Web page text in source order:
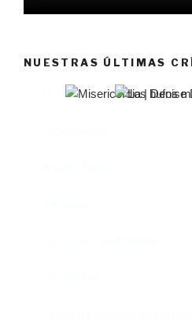
NUESTRAS ÚLTIMAS
El castillo de Lindabridis